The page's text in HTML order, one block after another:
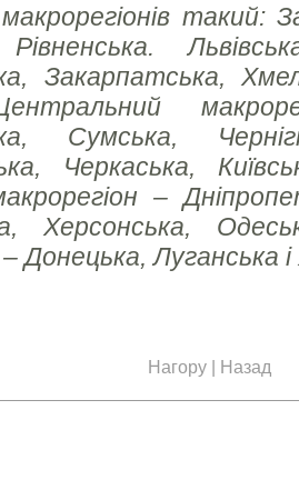
такий:
Закарпатська,
Сумська,
Черкаська,
–
Херсонська,
Донецька, Луганська
Нагору | Назад